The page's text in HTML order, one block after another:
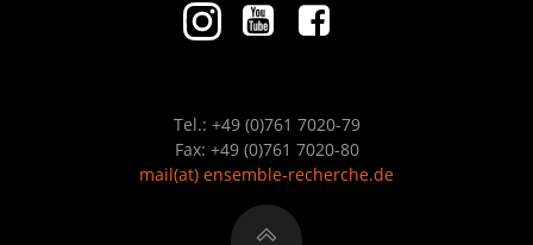
Tel.: +49 (0)761 7020-79
Fax: +49 (0)761 7020-80
mail(at) ensemble-recherche.de